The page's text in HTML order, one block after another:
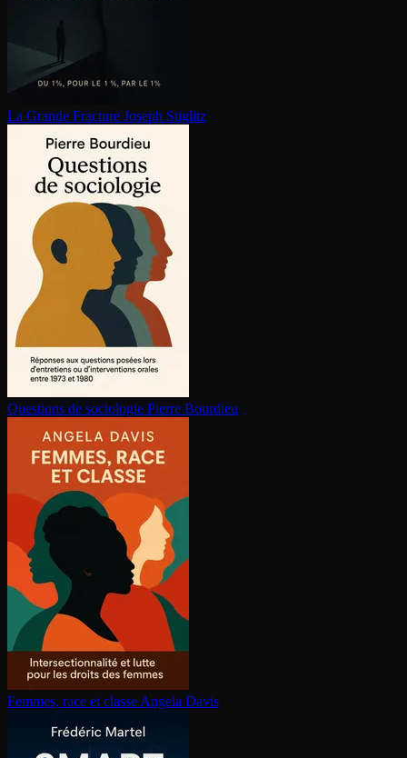
La Grande Fracture Joseph Stiglitz
Questions de sociologie Pierre Bourdieu
Femmes, race et classe Angela Davis